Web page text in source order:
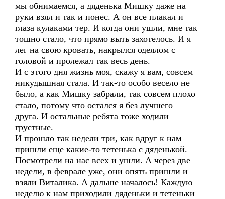
мы обнимаемся, а дяденька Мишку даже на
руки взял и так и понес. А он все плакал и
глаза кулаками тер. И когда они ушли, мне так
тошно стало, что прямо выть захотелось. И я
лег на свою кровать, накрылся одеялом с
головой и пролежал так весь день.
И с этого дня жизнь моя, скажу я вам, совсем
никудышная стала. И так-то особо весело не
было, а как Мишку забрали, так совсем плохо
стало, потому что остался я без лучшего
друга. И остальные ребята тоже ходили
грустные.
И прошло так недели три, как вдруг к нам
пришли еще какие-то тетенька с дяденькой.
Посмотрели на нас всех и ушли. А через две
недели, в феврале уже, они опять пришли и
взяли Виталика. А дальше началось! Каждую
неделю к нам приходили дяденьки и тетеньки